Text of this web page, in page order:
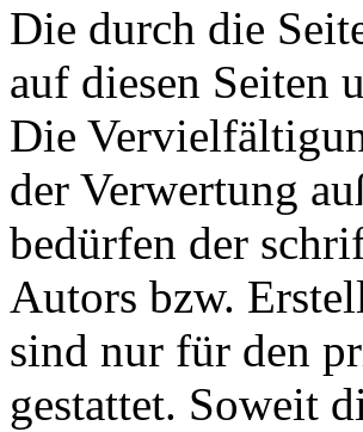
Die durch die
auf diesen Seiten
Die
der Verwertung
bedürfen der
Autors bzw.
sind nur für den
gestattet. Soweit